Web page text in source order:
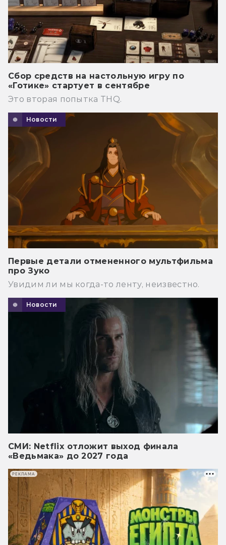
Сбор средств на настольную игру по
«Готике» стартует в сентябре
Это вторая попытка THQ.
Новости
Первые детали отмененного мультфильма
про Зуко
Увидим ли мы когда-то ленту, неизвестно.
Новости
СМИ: Netflix отложит выход финала
«Ведьмака» до 2027 года
РЕКЛАМА